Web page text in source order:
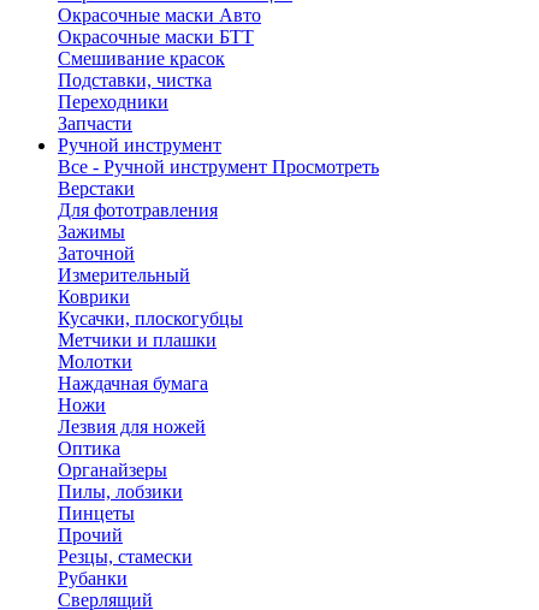
Окрасочные маски Авто
Окрасочные маски БТТ
Смешивание красок
Подставки, чистка
Переходники
Запчасти
Ручной инструмент
Все - Ручной инструмент Просмотреть
Верстаки
Для фототравления
Зажимы
Заточной
Измерительный
Коврики
Кусачки, плоскогубцы
Метчики и плашки
Молотки
Наждачная бумага
Ножи
Лезвия для ножей
Оптика
Органайзеры
Пилы, лобзики
Пинцеты
Прочий
Резцы, стамески
Рубанки
Сверлящий